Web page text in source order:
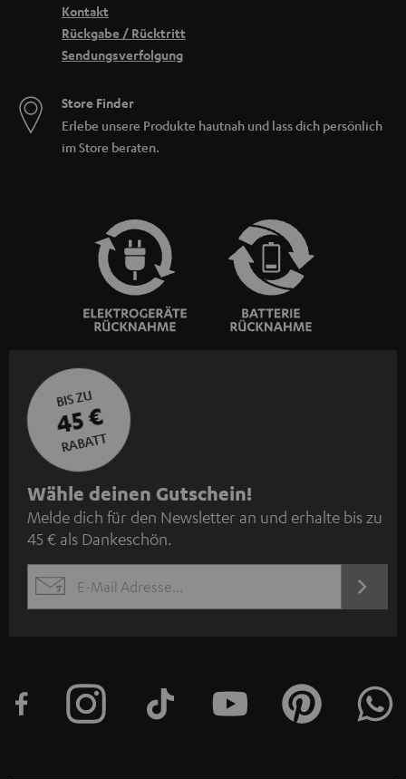
Kontakt
Rückgabe / Rücktritt
Sendungsverfolgung
Store Finder
Erlebe unsere Produkte hautnah und lass dich persönlich
im Store beraten.
BIS ZU
45 €
RABATT
N
e
w
s
l
e
Wähle deinen Gutschein!
Melde dich für den Newsletter an und erhalte bis zu
45 € als Dankeschön.
EMAIL
JETZT